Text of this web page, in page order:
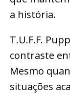
a história.
T.U.F.F.
contraste
Mesmo
situações